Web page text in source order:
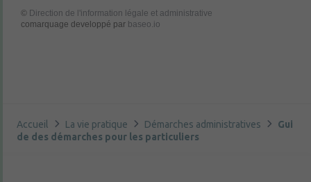
© Direction de l'information légale et administrative
comarquage developpé par baseo.io
Accueil La vie pratique Démarches administratives
Gui
de des démarches pour les particuliers